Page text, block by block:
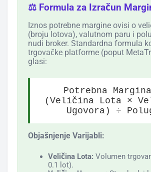
⚖️ Formula za Izračun
Iznos potrebne margine ovisi o
(broju lotova), valutnom paru i
nudi broker. Standardna formula
trgovačke platforme (poput
glasi:
Potrebna
(Veličina Lota ×
Ugovora) ÷
Objašnjenje Varijabli:
Veličina Lota: Volumen
0.1 lot).